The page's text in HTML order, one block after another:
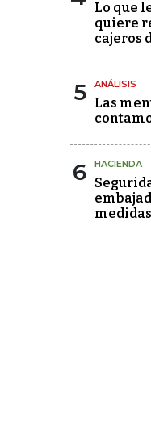
Lo que
quiere
cajeros
5 ANÁLISIS
Las
6 HACIENDA